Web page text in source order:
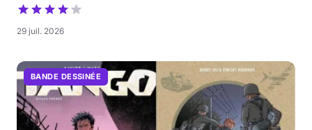
29 juil. 2026
BANDE DESSINÉE